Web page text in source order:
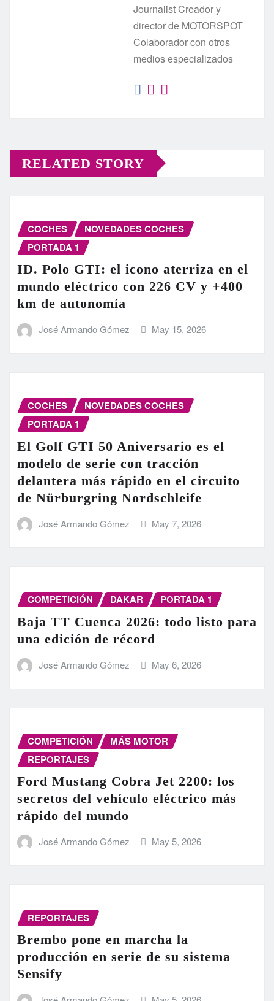
Journalist Creador y
director de MOTORSPOT
Colaborador con otros
medios especializados
RELATED STORY
COCHES
NOVEDADES COCHES
PORTADA 1
ID. Polo GTI: el icono aterriza en el
mundo eléctrico con 226 CV y +400
km de autonomía
José Armando Gómez May 15, 2026
COCHES
NOVEDADES COCHES
PORTADA 1
El Golf GTI 50 Aniversario es el
modelo de serie con tracción
delantera más rápido en el circuito
de Nürburgring Nordschleife
José Armando Gómez May 7, 2026
COMPETICIÓN DAKAR PORTADA 1
Baja TT Cuenca 2026: todo listo para
una edición de récord
José Armando Gómez May 6, 2026
COMPETICIÓN
MÁS MOTOR
REPORTAJES
Ford Mustang Cobra Jet 2200: los
secretos del vehículo eléctrico más
rápido del mundo
José Armando Gómez May 5, 2026
REPORTAJES
Brembo pone en marcha la
producción en serie de su sistema
Sensify